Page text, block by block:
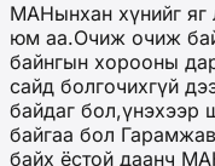
МАНынхан хүнийг яг
юм аа.Очиж очиж
байнгын хорооны
сайд болгочихгүй
байдаг бол,үнэхээр
байгаа бол
байх ёстой даанч